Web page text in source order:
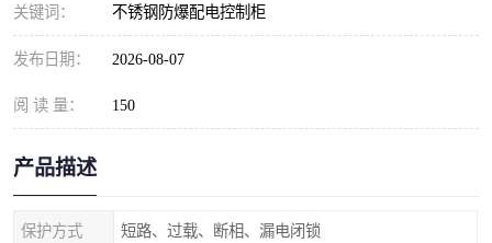
关键词： 不锈钢防爆配电控制柜
发布日期： 2026-08-07
阅 读 量： 150
产品描述
保护方式 短路、过载、断相、漏电闭锁